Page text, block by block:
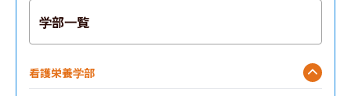
学部一覧
看護栄養学部